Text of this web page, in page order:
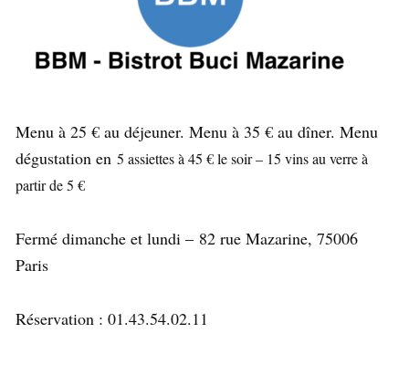
Menu à 25 € au déjeuner. Menu à 35 € au dîner. Menu
dégustation en 5 assiettes à 45 € le soir – 15 vins au verre à
partir de 5 €
Fermé dimanche et lundi – 82 rue Mazarine, 75006
Paris
Réservation : 01.43.54.02.11